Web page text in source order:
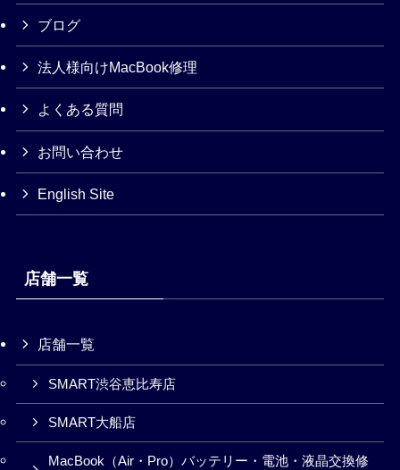
ブログ
法人様向けMacBook修理
よくある質問
お問い合わせ
English Site
店舗一覧
店舗一覧
SMART渋谷恵比寿店
SMART大船店
MacBook（Air・Pro）バッテリー・電池・液晶交換修